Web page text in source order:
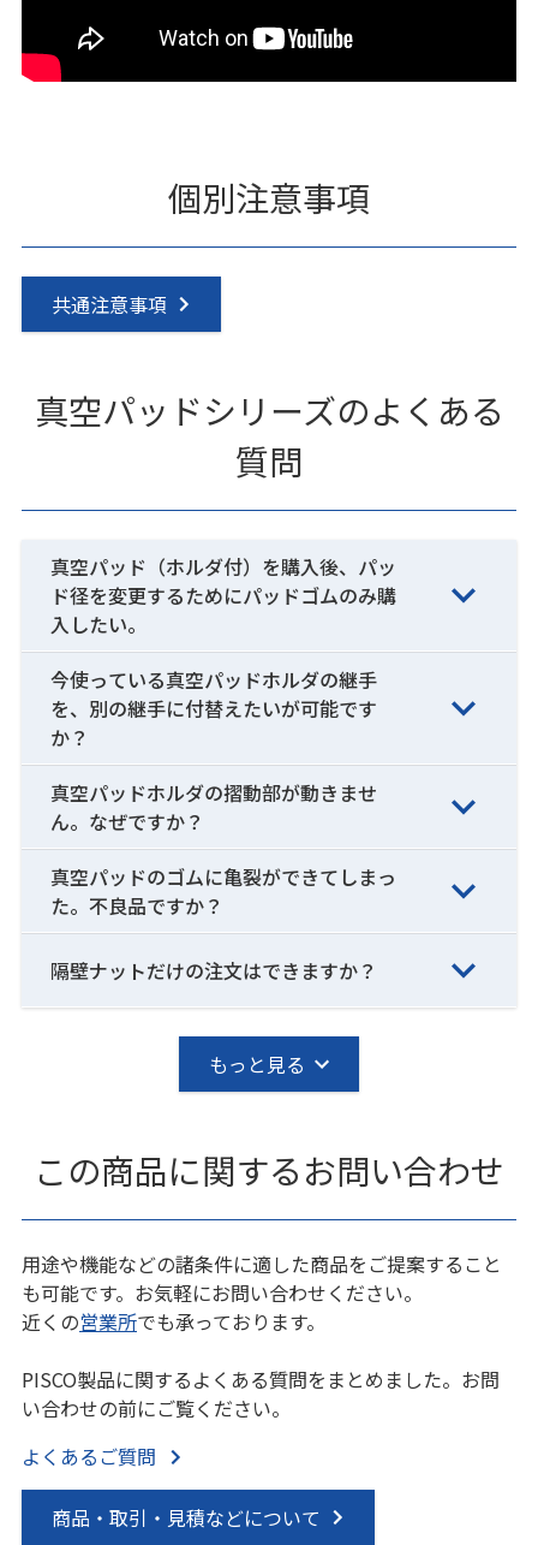
個別注意事項
共通注意事項
真空パッドシリーズのよくある
質問
真空パッド（ホルダ付）を購入後、パッ
ド径を変更するためにパッドゴムのみ購
入したい。
今使っている真空パッドホルダの継手
を、別の継手に付替えたいが可能です
か？
真空パッドホルダの摺動部が動きませ
ん。なぜですか？
真空パッドのゴムに亀裂ができてしまっ
た。不良品ですか？
隔壁ナットだけの注文はできますか？
もっと見る
この商品に関するお問い合わせ
用途や機能などの諸条件に適した商品をご提案すること
も可能です。お気軽にお問い合わせください。
近くの営業所でも承っております。
PISCO製品に関するよくある質問をまとめました。お問
い合わせの前にご覧ください。
よくあるご質問
商品・取引・見積などについて